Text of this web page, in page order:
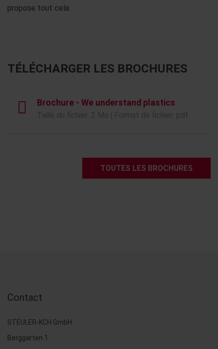
propose tout cela.
TÉLÉCHARGER LES BROCHURES
Brochure - We understand plastics
TOUTES LES BROCHURES
Contact
STEULER-KCH GmbH
Berggarten 1